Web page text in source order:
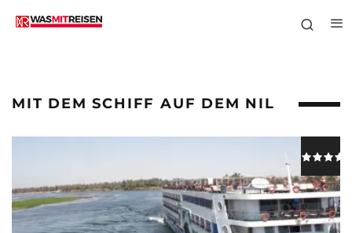
MIT DEM SCHIFF AUF DEM NIL